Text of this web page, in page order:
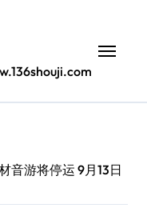
音游将停运 9月13日